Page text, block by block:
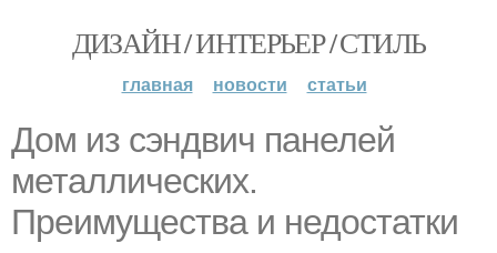
ДИЗАЙН / ИНТЕРЬЕР / СТИЛЬ
главная новости статьи
Дом из сэндвич панелей
металлических.
Преимущества и недостатки